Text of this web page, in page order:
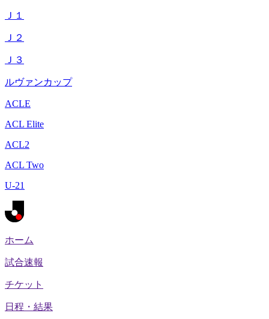
Ｊ１
Ｊ２
Ｊ３
ルヴァンカップ
ACLE
ACL Elite
ACL2
ACL Two
U-21
ホーム
試合速報
チケット
日程・結果